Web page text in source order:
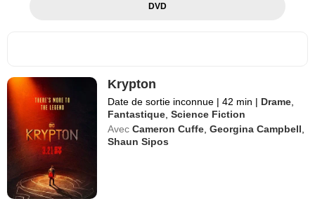
DVD
Krypton
Date de sortie inconnue | 42 min | Drame
Fantastique ,Science Fiction
Avec Cameron Cuffe ,Georgina Campbell
Shaun Sipos